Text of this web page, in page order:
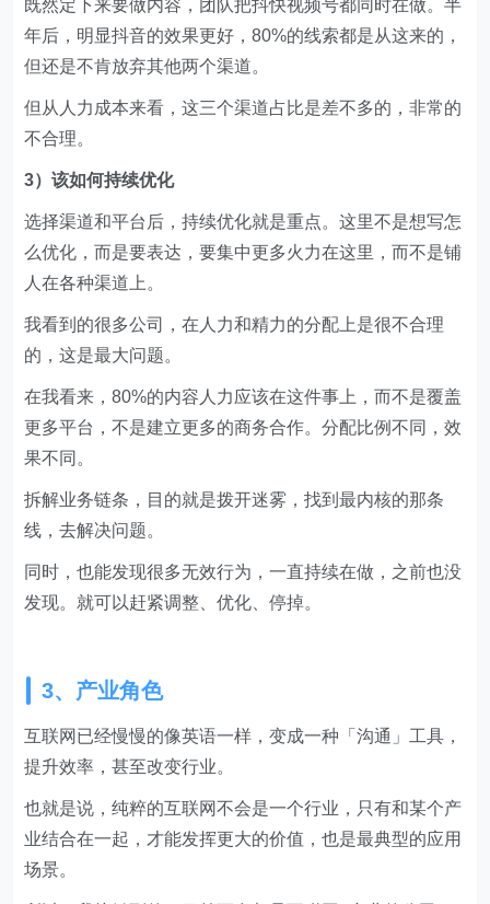
既然定下来要做内容，团队把抖快视频号都同时在做。半
年后，明显抖音的效果更好，80%的线索都是从这来的，
但还是不肯放弃其他两个渠道。
但从人力成本来看，这三个渠道占比是差不多的，非常的
不合理。
3）该如何持续优化
选择渠道和平台后，持续优化就是重点。这里不是想写怎
么优化，而是要表达，要集中更多火力在这里，而不是铺
人在各种渠道上。
我看到的很多公司，在人力和精力的分配上是很不合理
的，这是最大问题。
在我看来，80%的内容人力应该在这件事上，而不是覆盖
更多平台，不是建立更多的商务合作。分配比例不同，效
果不同。
拆解业务链条，目的就是拨开迷雾，找到最内核的那条
线，去解决问题。
同时，也能发现很多无效行为，一直持续在做，之前也没
发现。就可以赶紧调整、优化、停掉。
3、产业角色
互联网已经慢慢的像英语一样，变成一种「沟通」工具，
提升效率，甚至改变行业。
也就是说，纯粹的互联网不会是一个行业，只有和某个产
业结合在一起，才能发挥更大的价值，也是最典型的应用
场景。